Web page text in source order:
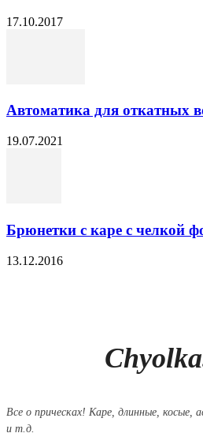
17.10.2017
Автоматика для откатных
19.07.2021
Брюнетки с каре с челкой
13.12.2016
Все о прическах! Каре, длинные,
и т.д.